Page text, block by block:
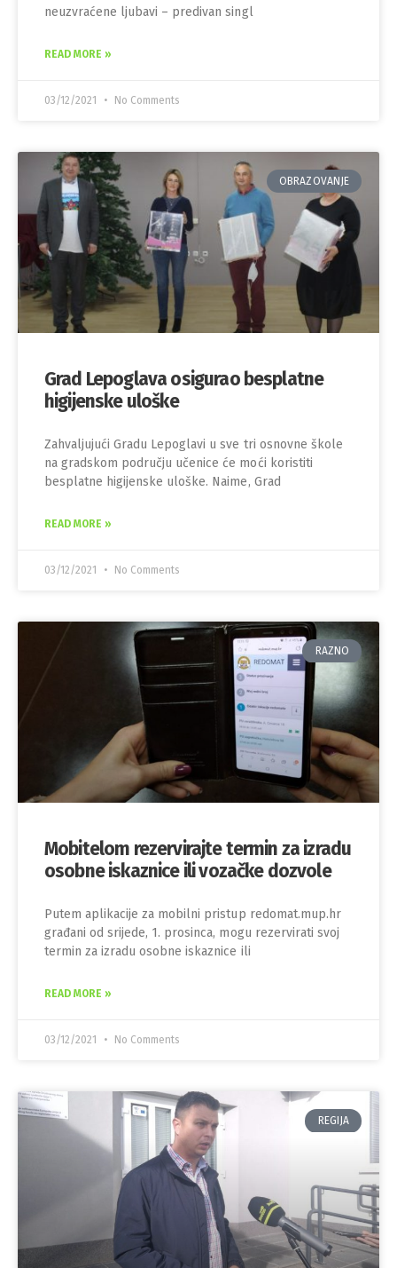
neuzvraćene ljubavi – predivan singl
READ MORE »
03/12/2021 No Comments
OBRAZOVANJE
Grad Lepoglava osigurao besplatne
higijenske uloške
Zahvaljujući Gradu Lepoglavi u sve tri osnovne škole
na gradskom području učenice će moći koristiti
besplatne higijenske uloške. Naime, Grad
READ MORE »
03/12/2021 No Comments
RAZNO
Mobitelom rezervirajte termin za izradu
osobne iskaznice ili vozačke dozvole
Putem aplikacije za mobilni pristup redomat.mup.hr
građani od srijede, 1. prosinca, mogu rezervirati svoj
termin za izradu osobne iskaznice ili
READ MORE »
03/12/2021 No Comments
REGIJA